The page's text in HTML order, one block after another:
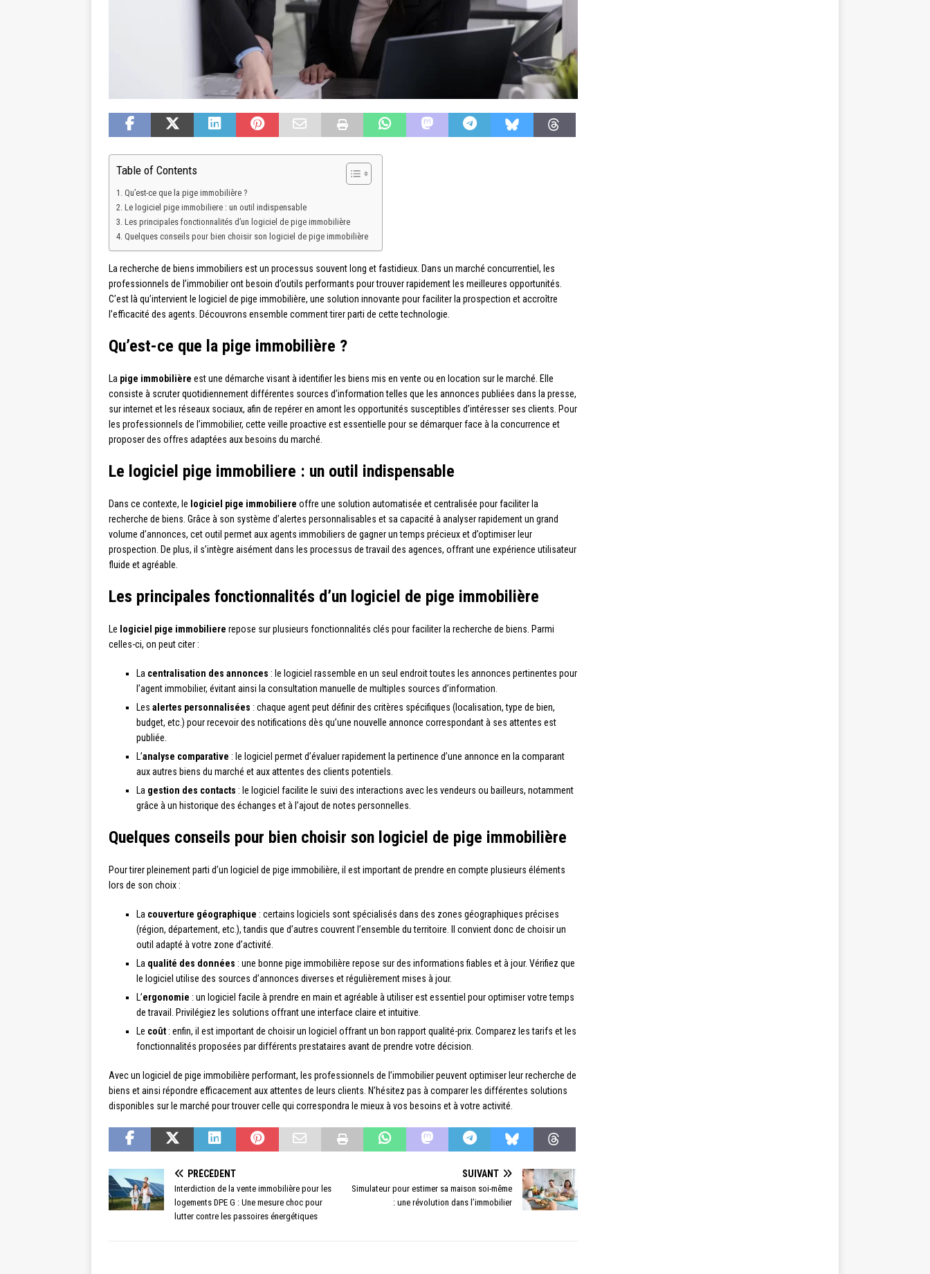
Table of Contents
Qu’est-ce que la pige immobilière ?
Le logiciel pige immobiliere : un outil indispensable
Les principales fonctionnalités d’un logiciel de pige immobilière
Quelques conseils pour bien choisir son logiciel de pige immobilière
La recherche de biens immobiliers est un processus souvent long et fastidieux. Dans un marché concurrentiel, les
professionnels de l’immobilier ont besoin d’outils performants pour trouver rapidement les meilleures opportunités.
C’est là qu’intervient le logiciel de pige immobilière, une solution innovante pour faciliter la prospection et accroître
l’efficacité des agents. Découvrons ensemble comment tirer parti de cette technologie.
Qu’est-ce que la pige immobilière ?
La pige immobilière est une démarche visant à identifier les biens mis en vente ou en location sur le marché. Elle
consiste à scruter quotidiennement différentes sources d’information telles que les annonces publiées dans la presse,
sur internet et les réseaux sociaux, afin de repérer en amont les opportunités susceptibles d’intéresser ses clients. Pour
les professionnels de l’immobilier, cette veille proactive est essentielle pour se démarquer face à la concurrence et
proposer des offres adaptées aux besoins du marché.
Le logiciel pige immobiliere : un outil indispensable
Dans ce contexte, le logiciel pige immobiliere offre une solution automatisée et centralisée pour faciliter la
recherche de biens. Grâce à son système d’alertes personnalisables et sa capacité à analyser rapidement un grand
volume d’annonces, cet outil permet aux agents immobiliers de gagner un temps précieux et d’optimiser leur
prospection. De plus, il s’intègre aisément dans les processus de travail des agences, offrant une expérience utilisateur
fluide et agréable.
Les principales fonctionnalités d’un logiciel de pige immobilière
Le logiciel pige immobiliere repose sur plusieurs fonctionnalités clés pour faciliter la recherche de biens. Parmi
celles-ci, on peut citer :
La centralisation des annonces : le logiciel rassemble en un seul endroit toutes les annonces pertinentes pour
l’agent immobilier, évitant ainsi la consultation manuelle de multiples sources d’information.
Les alertes personnalisées : chaque agent peut définir des critères spécifiques (localisation, type de bien,
budget, etc.) pour recevoir des notifications dès qu’une nouvelle annonce correspondant à ses attentes est
publiée.
L’analyse comparative : le logiciel permet d’évaluer rapidement la pertinence d’une annonce en la comparant
aux autres biens du marché et aux attentes des clients potentiels.
La gestion des contacts : le logiciel facilite le suivi des interactions avec les vendeurs ou bailleurs, notamment
grâce à un historique des échanges et à l’ajout de notes personnelles.
Quelques conseils pour bien choisir son logiciel de pige immobilière
Pour tirer pleinement parti d’un logiciel de pige immobilière, il est important de prendre en compte plusieurs éléments
lors de son choix :
La couverture géographique : certains logiciels sont spécialisés dans des zones géographiques précises
(région, département, etc.), tandis que d’autres couvrent l’ensemble du territoire. Il convient donc de choisir un
outil adapté à votre zone d’activité.
La qualité des données : une bonne pige immobilière repose sur des informations fiables et à jour. Vérifiez que
le logiciel utilise des sources d’annonces diverses et régulièrement mises à jour.
L’ergonomie : un logiciel facile à prendre en main et agréable à utiliser est essentiel pour optimiser votre temps
de travail. Privilégiez les solutions offrant une interface claire et intuitive.
Le coût : enfin, il est important de choisir un logiciel offrant un bon rapport qualité-prix. Comparez les tarifs et les
fonctionnalités proposées par différents prestataires avant de prendre votre décision.
Avec un logiciel de pige immobilière performant, les professionnels de l’immobilier peuvent optimiser leur recherche de
biens et ainsi répondre efficacement aux attentes de leurs clients. N’hésitez pas à comparer les différentes solutions
disponibles sur le marché pour trouver celle qui correspondra le mieux à vos besoins et à votre activité.
PRÉCÉDENT
Interdiction de la vente immobilière pour les
logements DPE G : Une mesure choc pour
lutter contre les passoires énergétiques
SUIVANT
Simulateur pour estimer sa maison soi-même
: une révolution dans l’immobilier